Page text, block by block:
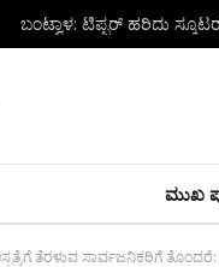
ಮುಖ
ತೆರಳುವ ಸಾರ್ವಜನಿಕರಿಗೆ